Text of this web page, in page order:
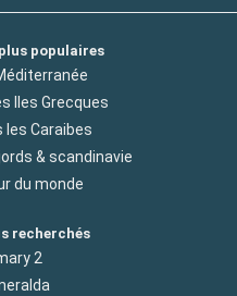
populaires
Iles Grecques
les Caraibes
& scandinavie
du monde
recherchés
2